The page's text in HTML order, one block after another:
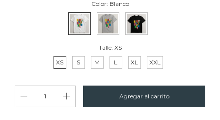
Color: Blanco
Talle: XS
XS
S M L XL XXL